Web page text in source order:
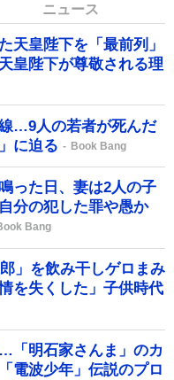
ニュース
天皇陛下を「最前列」
皇陛下が尊敬される理
…9人の若者が死んだ
に迫る
Book Bang
った日、妻は2人の子
分の犯した罪や愚か
Bang
」を飲み干しゲロまみ
を失くした」子供時代
「明石家さんま」のカ
電波少年」伝説のプロ